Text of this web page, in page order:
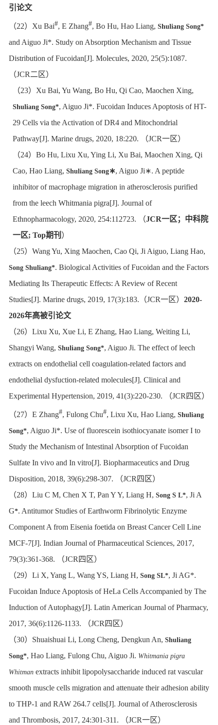
引论文
（22） Xu Bai#, E Zhang#, Bo Hu, Hao Liang, Shuliang Song*
and Aiguo Ji*. Study on Absorption Mechanism and Tissue
Distribution of Fucoidan[J]. Molecules, 2020, 25(5):1087.
（JCR二区）
（23） Xu Bai, Yu Wang, Bo Hu, Qi Cao, Maochen Xing,
Shuliang Song*, Aiguo Ji*. Fucoidan Induces Apoptosis of HT-
29 Cells via the Activation of DR4 and Mitochondrial
Pathway[J]. Marine drugs, 2020, 18:220.
（JCR一区）
（24） Bo Hu, Lixu Xu, Ying Li, Xu Bai, Maochen Xing, Qi
Cao, Hao Liang, Shuliang Song∗, Aiguo Ji∗. A peptide
inhibitor of macrophage migration in atherosclerosis purified
from the leech Whitmania pigra[J]. Journal of
Ethnopharmacology, 2020, 254:112723.
（JCR一区；中科院
一区; Top期刊 ）
（25） Wang Yu, Xing Maochen, Cao Qi, Ji Aiguo, Liang Hao,
Song Shuliang*. Biological Activities of Fucoidan and the Factors
Mediating Its Therapeutic Effects: A Review of Recent
Studies[J]. Marine drugs, 2019, 17(3):183. （JCR一区） 2020-
2026年高被引论文
（26） Lixu Xu, Xue Li, E Zhang, Hao Liang, Weiting Li,
Shangyi Wang, Shuliang Song*, Aiguo Ji. The effect of leech
extracts on endothelial cell coagulation-related factors and
endothelial dysfuction-related molecules[J]. Clinical and
Experimental Hypertension, 2019, 41(3):220-230.
（JCR 四区）
（27） E Zhang#, Fulong Chu#, Lixu Xu, Hao Liang, Shuliang
Song*, Aiguo Ji*. Use of fluorescein isothiocyanate isomer I to
Study the Mechanism of Intestinal Absorption of Fucoidan
Sulfate In vivo and In vitro[J]. Biopharmaceutics and Drug
Disposition, 2018, 39(6):298-307.
（JCR四区）
（28） Liu C M, Chen X T, Pan Y Y, Liang H, Song S L*, Ji A
G*. Antitumor Studies of Earthworm Fibrinolytic Enzyme
Component A from Eisenia foetida on Breast Cancer Cell Line
MCF-7[J]. Indian Journal of Pharmaceutical Sciences, 2017,
79(3):361-368.
（JCR四区）
（29） Li X, Yang L, Wang YS, Liang H, Song SL*, Ji AG*.
Fucoidan Induce Apoptosis of HeLa Cells Accompanied by The
Induction of Autophagy[J]. Latin American Journal of Pharmacy,
2017, 36(6):1126-1133.
（JCR四区）
（30） Shuaishuai Li, Long Cheng, Dengkun An, Shuliang
Song*, Hao Liang, Fulong Chu, Aiguo Ji. Whitmania pigra
Whitmanextracts inhibit lipopolysaccharide induced rat vascular
smooth muscle cells migration and attenuate their adhesion ability
to THP-1 and RAW 264.7 cells[J]. Journal of Atherosclerosis
and Thrombosis, 2017, 24:301-311.
（JCR一区）